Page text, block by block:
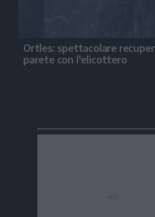
Ortles: spettacolare
parete con l'elicottero